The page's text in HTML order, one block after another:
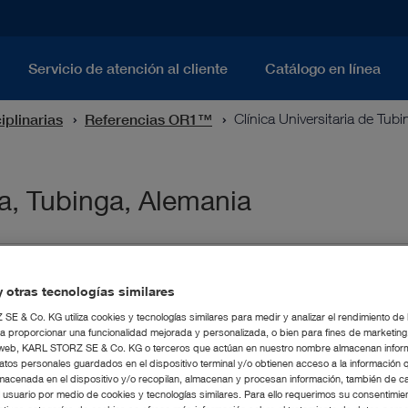
Servicio de atención al cliente Catálogo en línea
Referencias OR1™ Clínica Universitaria de
Tubinga, Alemania
®
®
Información
Inicio del proyecto 2017
Inauguración 2019
otras tecnologías similares
SE & Co. KG utiliza cookies y tecnologías similares para medir y analizar el rendimiento de
proporcionar una funcionalidad mejorada y personalizada, o bien para fines de
KARL STORZ SE & Co. KG o terceros que actúan en nuestro nombre almacenan
personales guardados en el dispositivo terminal y/o obtienen acceso a la información
en el dispositivo y/o recopilan, almacenan y procesan información, también de
por medio de cookies y tecnologías similares. Para ello requerimos su